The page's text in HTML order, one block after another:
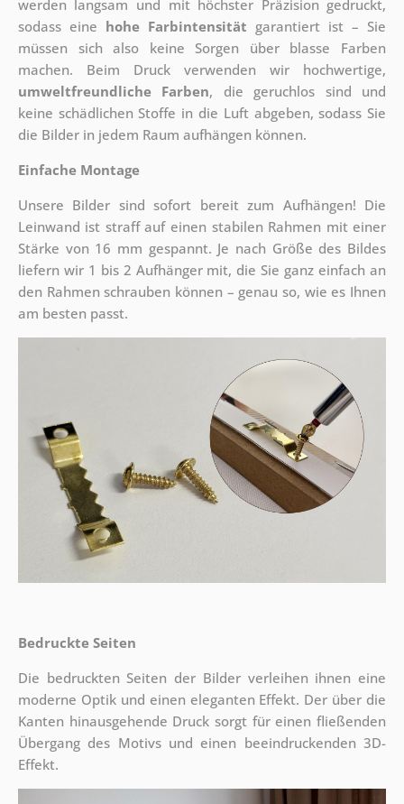
werden langsam und mit höchster Präzision gedruckt,
sodass eine hohe Farbintensität garantiert ist – Sie
müssen sich also keine Sorgen über blasse Farben
machen. Beim Druck verwenden wir hochwertige,
umweltfreundliche Farben, die geruchlos sind und
keine schädlichen Stoffe in die Luft abgeben, sodass Sie
die Bilder in jedem Raum aufhängen können.
Einfache Montage
Unsere Bilder sind sofort bereit zum Aufhängen! Die
Leinwand ist straff auf einen stabilen Rahmen mit einer
Stärke von 16 mm gespannt. Je nach Größe des Bildes
liefern wir 1 bis 2 Aufhänger mit, die Sie ganz einfach an
den Rahmen schrauben können – genau so, wie es Ihnen
am besten passt.
Bedruckte Seiten
Die bedruckten Seiten der Bilder verleihen ihnen eine
moderne Optik und einen eleganten Effekt. Der über die
Kanten hinausgehende Druck sorgt für einen fließenden
Übergang des Motivs und einen beeindruckenden 3D-
Effekt.